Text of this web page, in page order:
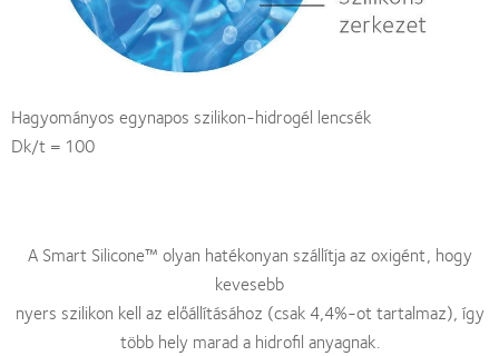
Hagyományos egynapos szilikon-hidrogél lencsék
Dk/t = 100
A Smart Silicone™ olyan hatékonyan szállítja az oxigént, hogy
kevesebb
nyers szilikon kell az előállításához (csak 4,4%-ot tartalmaz), így
több hely marad a hidrofil anyagnak.